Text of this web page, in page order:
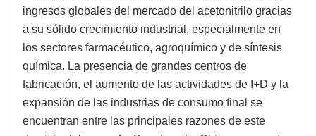
ingresos globales del mercado del acetonitrilo gracias
a su sólido crecimiento industrial, especialmente en
los sectores farmacéutico, agroquímico y de síntesis
química. La presencia de grandes centros de
fabricación, el aumento de las actividades de I+D y la
expansión de las industrias de consumo final se
encuentran entre las principales razones de este